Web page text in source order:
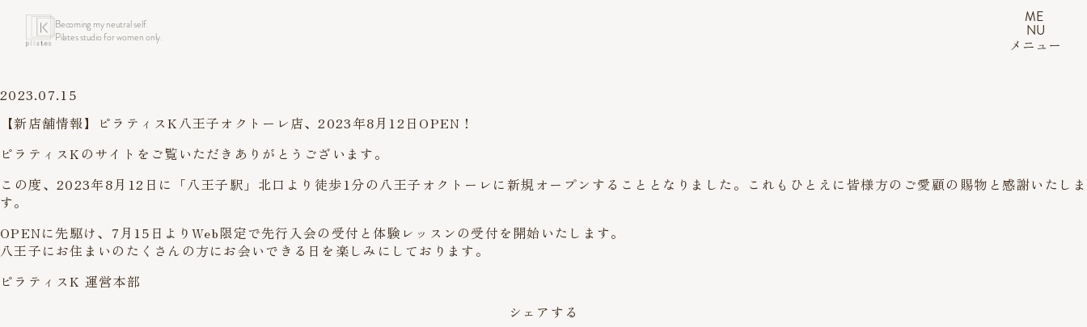
Becoming my neutral self.
Pilates studio for women only.
ME
NU
メニュー
2023.07.15
【新店舗情報】ピラティスK八王子オクトーレ店、2023年8月12日OPEN！
ピラティスKのサイトをご覧いただきありがとうございます。
この度、2023年8月12日に「八王子駅」北口より徒歩1分の八王子オクトーレに新規オープンすることとなりました。これもひとえに皆様方のご愛顧の賜物と感謝いたしま
す。
OPENに先駆け、7月15日よりWeb限定で先行入会の受付と体験レッスンの受付を開始いたします。
八王子にお住まいのたくさんの方にお会いできる日を楽しみにしております。
ピラティスK 運営本部
シェアする